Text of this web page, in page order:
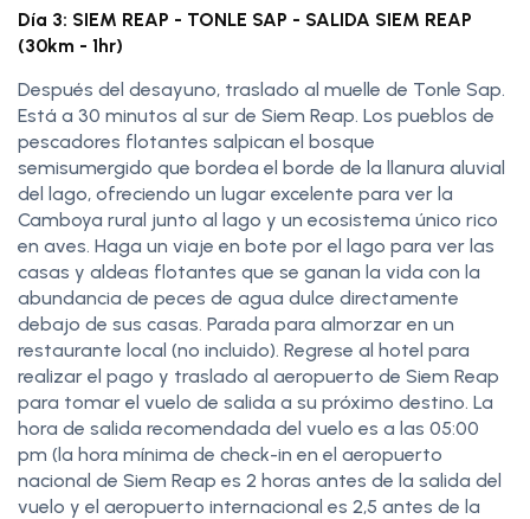
Día 3: SIEM REAP - TONLE SAP - SALIDA SIEM REAP
(30km - 1hr)
Después del desayuno, traslado al muelle de Tonle Sap.
Está a 30 minutos al sur de Siem Reap. Los pueblos de
pescadores flotantes salpican el bosque
semisumergido que bordea el borde de la llanura aluvial
del lago, ofreciendo un lugar excelente para ver la
Camboya rural junto al lago y un ecosistema único rico
en aves. Haga un viaje en bote por el lago para ver las
casas y aldeas flotantes que se ganan la vida con la
abundancia de peces de agua dulce directamente
debajo de sus casas. Parada para almorzar en un
restaurante local (no incluido). Regrese al hotel para
realizar el pago y traslado al aeropuerto de Siem Reap
para tomar el vuelo de salida a su próximo destino. La
hora de salida recomendada del vuelo es a las 05:00
pm (la hora mínima de check-in en el aeropuerto
nacional de Siem Reap es 2 horas antes de la salida del
vuelo y el aeropuerto internacional es 2,5 antes de la